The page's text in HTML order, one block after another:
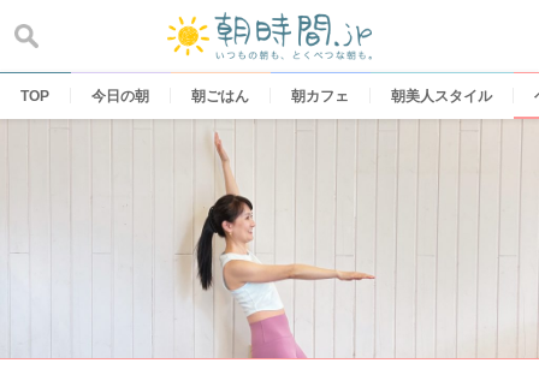
content
TOP 今日の朝 朝ごはん 朝カフェ 朝美人スタイル